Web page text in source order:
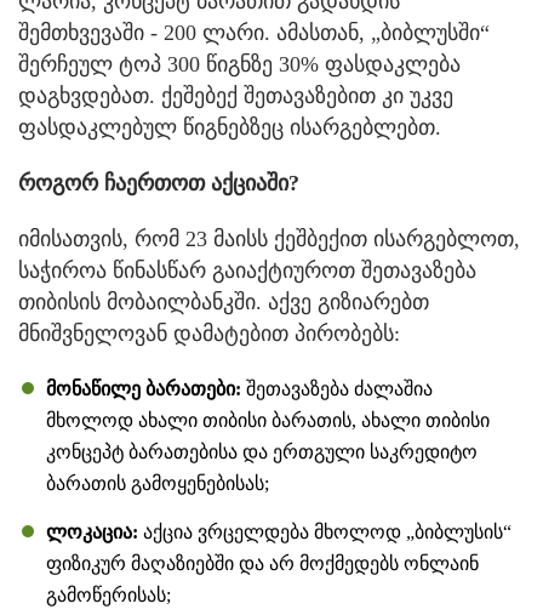
შემთხვევაში - 200 ლარი. ამასთან, „ბიბლუსში“
შერჩეულ ტოპ 300 წიგნზე 30% ფასდაკლება
დაგხვდებათ. ქეშებექ შეთავაზებით კი უკვე
ფასდაკლებულ წიგნებზეც ისარგებლებთ.
როგორ ჩაერთოთაქციაში?
იმისათვის, რომ 23 მაისს ქეშბექით ისარგებლოთ,
საჭიროა წინასწარ გაიაქტიუროთ შეთავაზება
თიბისის მობაილბანკში. აქვე გიზიარებთ
მნიშვნელოვან დამატებით პირობებს:
მონაწილე ბარათები: შეთავაზება ძალაშია
მხოლოდ ახალი თიბისი ბარათის, ახალი თიბისი
კონცეპტ ბარათებისა და ერთგული საკრედიტო
ბარათის გამოყენებისას;
ლოკაცია: აქცია ვრცელდება მხოლოდ „ბიბლუსის“
ფიზიკურ მაღაზიებში და არ მოქმედებს ონლაინ
გამოწერისას;